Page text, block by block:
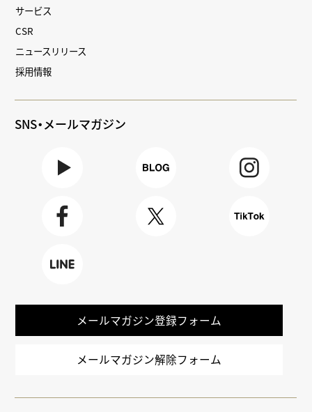
サービス
CSR
ニュースリリース
採用情報
SNS・メールマガジン
メールマガジン登録フォーム
メールマガジン解除フォーム